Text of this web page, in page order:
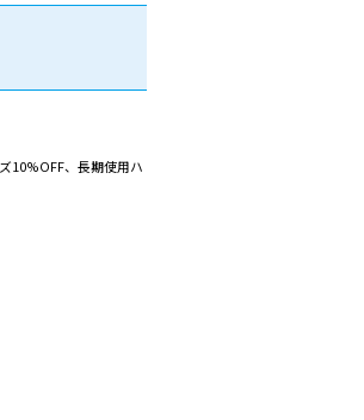
10%OFF、長期使用ハ